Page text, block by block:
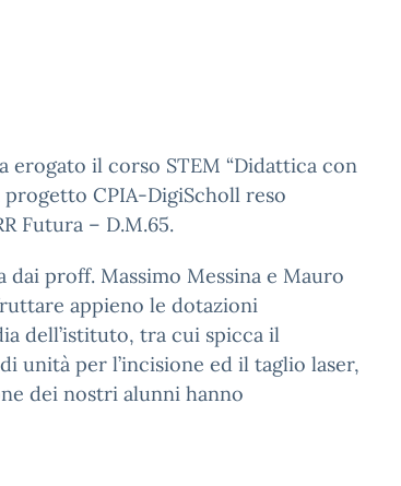
erogato il corso STEM “Didattica con
progetto CPIA-DigiScholl reso
Futura – D.M.65.
dai proff. Massimo Messina e Mauro
appieno le dotazioni
dell’istituto, tra cui spicca il
unità per l’incisione ed il taglio laser,
dei nostri alunni hanno